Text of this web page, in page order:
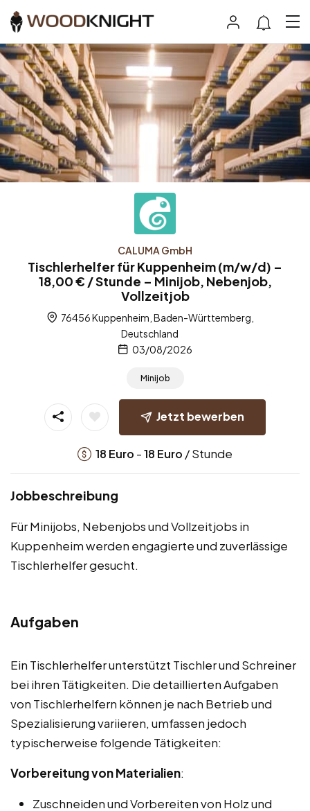
CALUMA GmbH
Tischlerhelfer für Kuppenheim (m/w/d) –
18,00 € / Stunde – Minijob, Nebenjob,
Vollzeitjob
76456 Kuppenheim, Baden-Württemberg,
Deutschland
03/08/2026
Minijob
Jetzt bewerben
18 Euro -18 Euro / Stunde
Jobbeschreibung
Für Minijobs, Nebenjobs und Vollzeitjobs in
Kuppenheim werden engagierte und zuverlässige
Tischlerhelfer gesucht.
Aufgaben
Ein Tischlerhelfer unterstützt Tischler und Schreiner
bei ihren Tätigkeiten. Die detaillierten Aufgaben
von Tischlerhelfern können je nach Betrieb und
Spezialisierung variieren, umfassen jedoch
typischerweise folgende Tätigkeiten:
Vorbereitung von Materialien:
Zuschneiden und Vorbereiten von Holz und